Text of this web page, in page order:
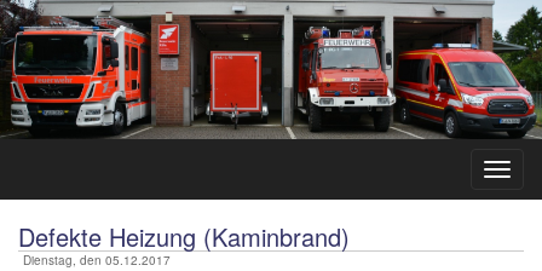
Defekte Heizung (Kaminbrand)
Dienstag, den 05.12.2017